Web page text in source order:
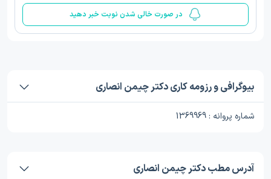
در صورت خالی شدن نوبت خبر دهید
بیوگرافی و رزومه کاری دکتر چیمن انصاری
شماره پروانه : 1369969
آدرس مطب دکتر چیمن انصاری